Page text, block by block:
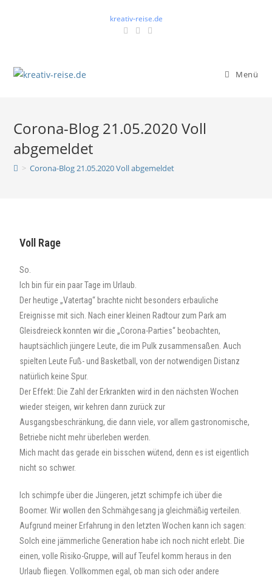
kreativ-reise.de
Menü
Corona-Blog 21.05.2020 Voll
abgemeldet
> Corona-Blog 21.05.2020 Voll abgemeldet
Voll Rage
So.
Ich bin für ein paar Tage im Urlaub.
Der heutige „Vatertag“ brachte nicht besonders erbauliche
Ereignisse mit sich. Nach einer kleinen Radtour zum Park am
Gleisdreieck konnten wir die „Corona-Parties“ beobachten,
hauptsächlich jüngere Leute, die im Pulk zusammensaßen. Auch
spielten Leute Fuß- und Basketball, von der notwendigen Distanz
natürlich keine Spur.
Der Effekt: Die Zahl der Erkrankten wird in den nächsten Wochen
wieder steigen, wir kehren dann zurück zur
Ausgangsbeschränkung, die dann viele, vor allem gastronomische,
Betriebe nicht mehr überleben werden.
Mich macht das gerade ein bisschen wütend, denn es ist eigentlich
nicht so schwer.
Ich schimpfe über die Jüngeren, jetzt schimpfe ich über die
Boomer. Wir wollen den Schmähgesang ja gleichmäßig verteilen.
Aufgrund meiner Erfahrung in den letzten Wochen kann ich sagen:
Solch eine jämmerliche Generation habe ich noch nicht erlebt. Die
einen, volle Risiko-Gruppe, will auf Teufel komm heraus in den
Urlaub fliegen. Vollkommen egal, ob man sich oder andere